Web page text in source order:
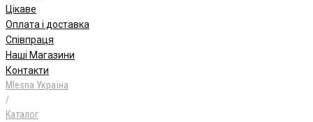
Цікаве
Оплата і доставка
Співпраця
Наші Магазини
Контакти
Mlesna Україна
/
Каталог